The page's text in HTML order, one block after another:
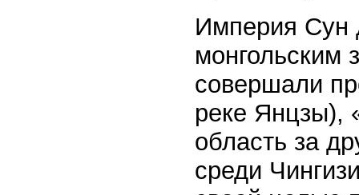
Империя Сун
монгольским
совершали
реке Янцзы),
область за
среди